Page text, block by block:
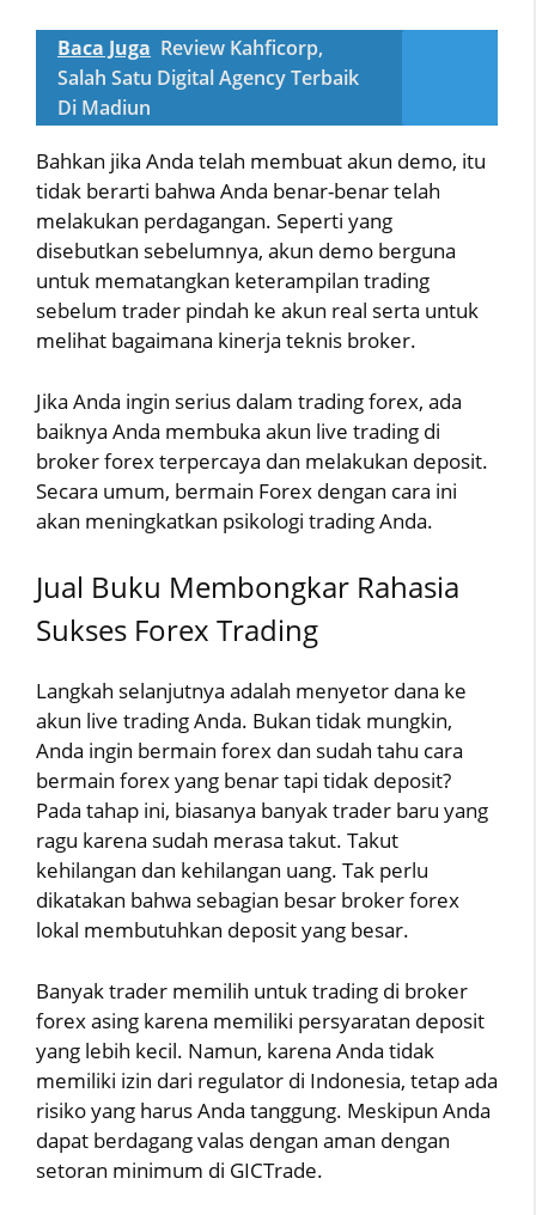
Baca Juga Review Kahficorp,
Salah Satu Digital Agency Terbaik
Di Madiun
Bahkan jika Anda telah membuat akun demo, itu
tidak berarti bahwa Anda benar-benar telah
melakukan perdagangan. Seperti yang
disebutkan sebelumnya, akun demo berguna
untuk mematangkan keterampilan trading
sebelum trader pindah ke akun real serta untuk
melihat bagaimana kinerja teknis broker.
Jika Anda ingin serius dalam trading forex, ada
baiknya Anda membuka akun live trading di
broker forex terpercaya dan melakukan deposit.
Secara umum, bermain Forex dengan cara ini
akan meningkatkan psikologi trading Anda.
Jual Buku Membongkar Rahasia
Sukses Forex Trading
Langkah selanjutnya adalah menyetor dana ke
akun live trading Anda. Bukan tidak mungkin,
Anda ingin bermain forex dan sudah tahu cara
bermain forex yang benar tapi tidak deposit?
Pada tahap ini, biasanya banyak trader baru yang
ragu karena sudah merasa takut. Takut
kehilangan dan kehilangan uang. Tak perlu
dikatakan bahwa sebagian besar broker forex
lokal membutuhkan deposit yang besar.
Banyak trader memilih untuk trading di broker
forex asing karena memiliki persyaratan deposit
yang lebih kecil. Namun, karena Anda tidak
memiliki izin dari regulator di Indonesia, tetap ada
risiko yang harus Anda tanggung. Meskipun Anda
dapat berdagang valas dengan aman dengan
setoran minimum di GICTrade.